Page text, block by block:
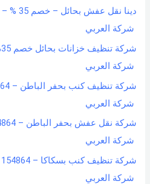
شركة العربي
شركة العربي
شركة العربي
شركة العربي
شركة العربي